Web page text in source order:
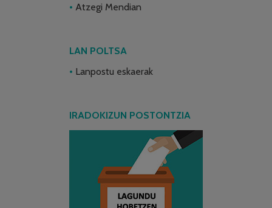
Atzegi Mendian
LAN POLTSA
Lanpostu eskaerak
IRADOKIZUN POSTONTZIA